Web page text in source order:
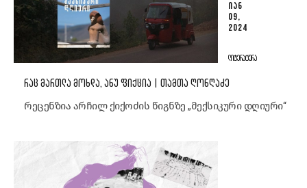
ᲘᲐᲜ
09,
2024
ᲚᲘᲢᲔᲠᲐᲢᲣᲠᲐ
ᲠᲐᲪ ᲛᲐᲠᲗᲚᲐ ᲛᲝᲮᲓᲐ, ᲐᲜᲣ ᲤᲘᲥᲪᲘᲐ | ᲗᲐᲛᲗᲐ ᲦᲝᲜᲦᲐᲫᲔ
რეცენზია არჩილ ქიქოძის წიგნზე „მექსიკური დღიური“